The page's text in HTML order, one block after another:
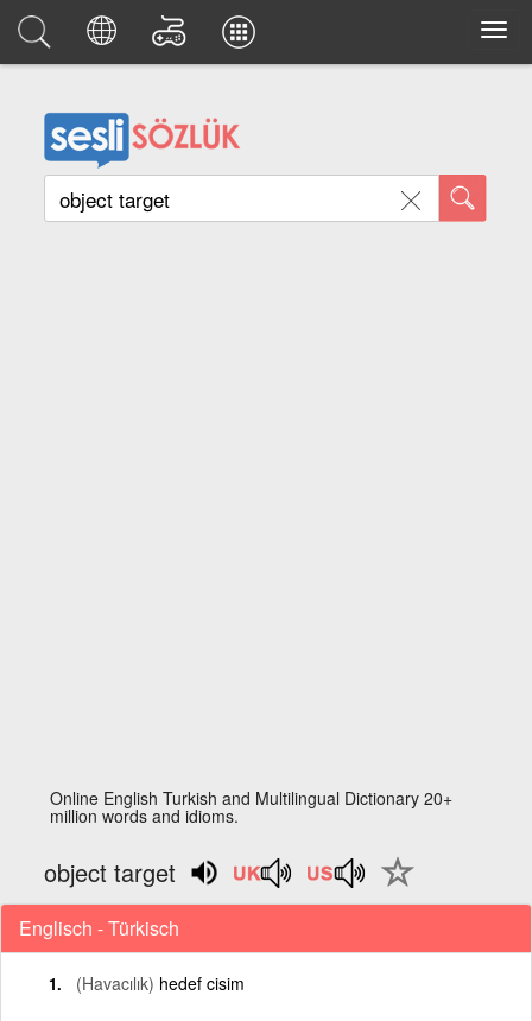
Online English Turkish and Multilingual Dictionary 20+
million words and idioms.
object target
Englisch - Türkisch
(Havacılık) hedef cisim